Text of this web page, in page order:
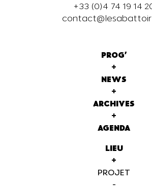
+33 (0)4 74 19 14
PROG'
+
NEWS
+
ARCHIVES
+
AGENDA
LIEU
+
PROJET
-